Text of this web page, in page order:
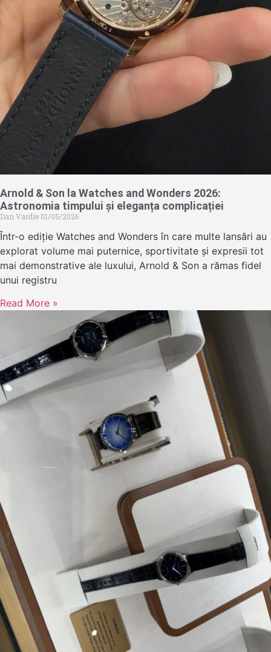
Arnold & Son la Watches and Wonders 2026:
Astronomia timpului și eleganța complicației
Dan Vardie 01/05/2026
Într-o ediție Watches and Wonders în care multe lansări au
explorat volume mai puternice, sportivitate și expresii tot
mai demonstrative ale luxului, Arnold & Son a rămas fidel
unui registru
Read More »